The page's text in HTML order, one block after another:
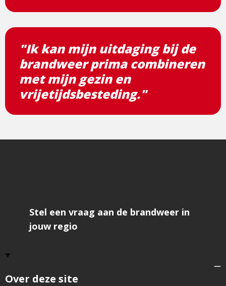
"Ik kan mijn uitdaging bij de
brandweer prima combineren
met mijn gezin en
vrijetijdsbesteding."
Over deze site
Stel een vraag aan de brandweer in
jouw regio